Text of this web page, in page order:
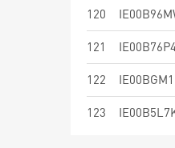
120
121
122
123